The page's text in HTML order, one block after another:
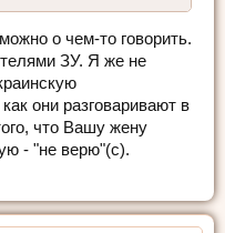
о чем-то говорить.
ЗУ. Я же не
они разговаривают в
что Вашу жену
- "не верю"(с).